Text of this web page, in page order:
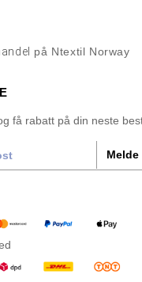
på Ntextil Norway
få rabatt på din neste